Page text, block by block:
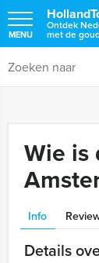
Ontdek
met de
MENU
Wie is
Info
Details